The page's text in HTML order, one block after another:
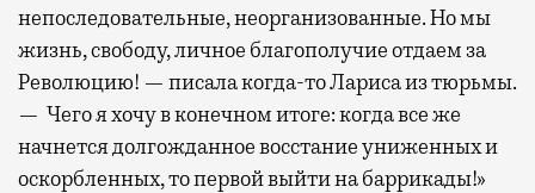
непоследовательные, неорганизованные. Но мы
жизнь, свободу, личное благополучие отдаем за
Революцию! — писала когда-то Лариса из тюрьмы.
— Чего я хочу в конечном итоге: когда все же
начнется долгожданное восстание униженных и
оскорбленных, то первой выйти на баррикады!»